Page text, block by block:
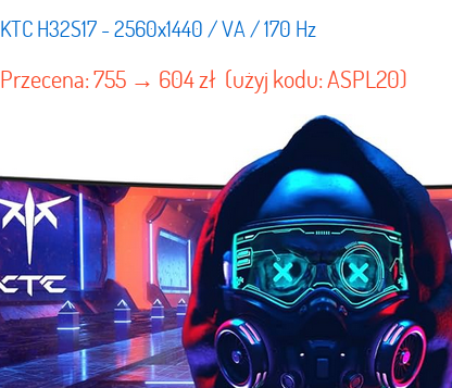
KTC H32S17 - 2560x1440 / VA / 170 Hz
Przecena: 755 → 604 zł (użyj kodu: ASPL20)